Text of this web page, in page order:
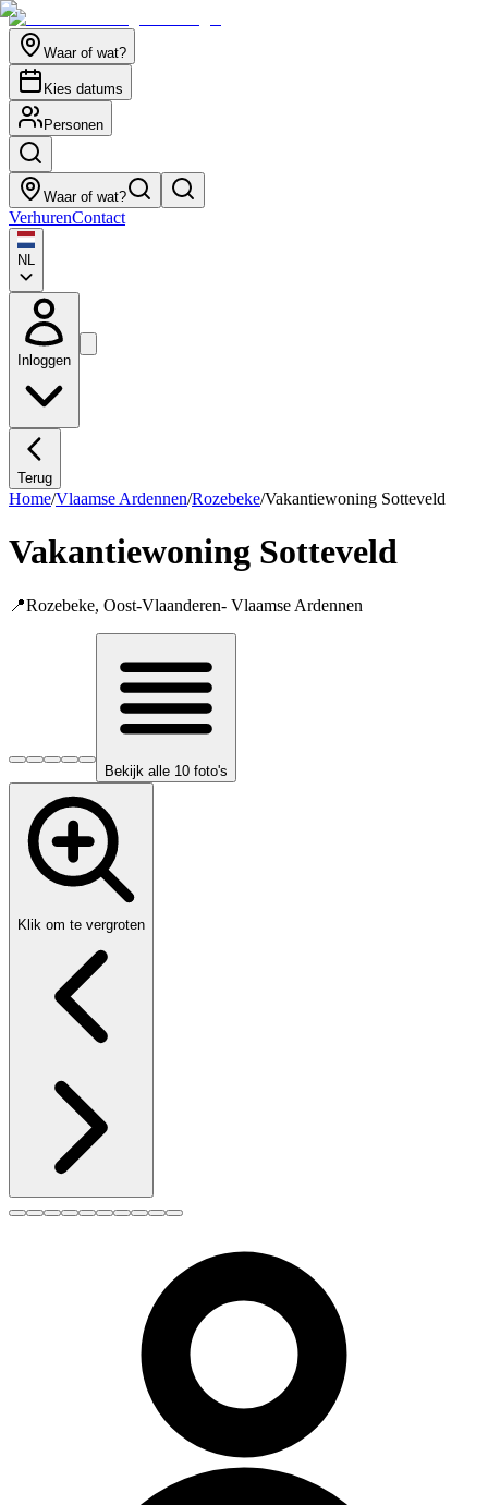
Waar of wat?
Kies datums
Personen
Waar of wat?
VerhurenContact
NL
Inloggen
Terug
Home/Vlaamse Ardennen/Rozebeke/Vakantiewoning Sotteveld
Vakantiewoning Sotteveld
📍Rozebeke, Oost-Vlaanderen- Vlaamse Ardennen
Bekijk alle 10 foto's
Klik om te vergroten